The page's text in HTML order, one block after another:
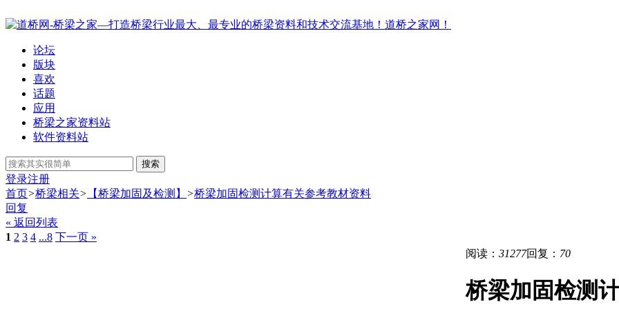
论坛
版块
喜欢
话题
应用
桥梁之家资料站
软件资料站
搜索
登录注册
首页>桥梁相关> 【桥梁加固及检测】 >桥梁加固检测计算有关参考教材资料
回复
« 返回列表
1 2 3 4 ...8 下一页 »
阅读： 31277回复： 70
桥梁加固检测